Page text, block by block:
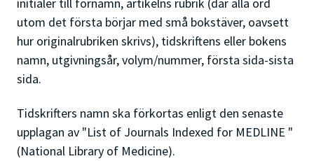
utom det första börjar med små bokstäver, oavsett
hur originalrubriken skrivs), tidskriftens eller bokens
namn, utgivningsår, volym/nummer, första sida-sista
sida.
Tidskrifters namn ska förkortas enligt den senaste
upplagan av "List of Journals Indexed for MEDLINE "
(National Library of Medicine).